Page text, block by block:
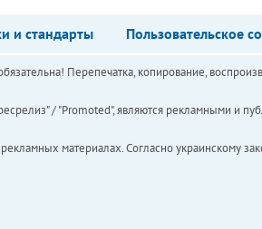
и стандарты Пользовательское
Перепечатка, копирование,
/ "Promoted", являются рекламными и
материалах. Согласно украинскому